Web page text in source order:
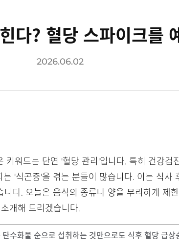
다? 혈당 스파이크를
2026.06.02
워드는 단연 '혈당 관리'입니다. 특히 건강검
'식곤증'을 겪는 분들이 많습니다. 이는 식사
다. 오늘은 음식의 종류나 양을 무리하게 제
개해 드리겠습니다.
수화물 순으로 섭취하는 것만으로도 식후 혈당 급상